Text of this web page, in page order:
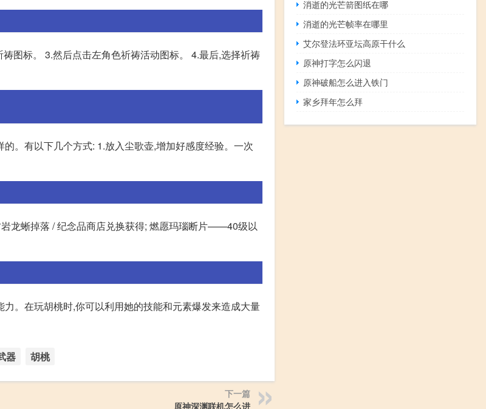
图标。 3.然后点击左角色祈祷活动图标。 4.最后,选择祈祷
。有以下几个方式: 1.放入尘歌壶,增加好感度经验。一次
龙蜥掉落 / 纪念品商店兑换获得; 燃愿玛瑙断片——40级以
。在玩胡桃时,你可以利用她的技能和元素爆发来造成大量
器 胡桃
下一篇
原神深渊联机怎么进
消逝的光芒箭图纸在哪
消逝的光芒帧率在哪里
艾尔登法环亚坛高原干什么
原神打字怎么闪退
原神破船怎么进入铁门
家乡拜年怎么拜